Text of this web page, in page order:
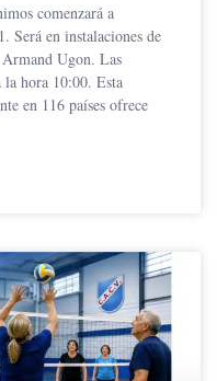
comenzará a
Será en instalaciones de
Ugon. Las
la hora 10:00. Esta
en 116 países ofrece